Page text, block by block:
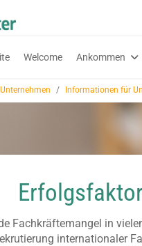
Welcome Ankommen
Informationen für
Fachkräftemangel in
internationaler